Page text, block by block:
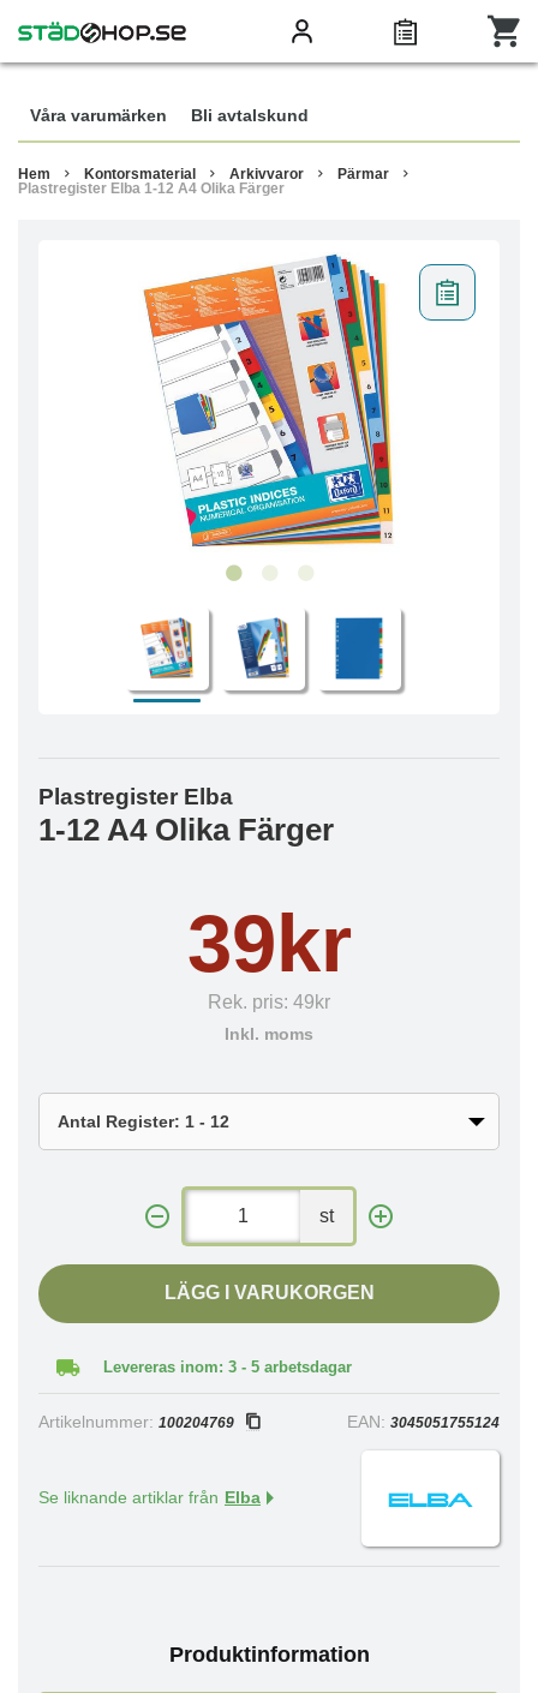
Våra varumärken Bli avtalskund
Hem Kontorsmaterial Arkivvaror
Pärmar
Plastregister Elba 1-12 A4 Olika Färger
Plastregister Elba
1-12 A4 Olika Färger
39kr
Rek. pris: 49kr
Inkl. moms
st
LÄGG I VARUKORGEN
Levereras inom: 3 - 5 arbetsdagar
Artikelnummer: 100204769 EAN: 3045051755124
Se liknande artiklar från Elba
Produktinformation